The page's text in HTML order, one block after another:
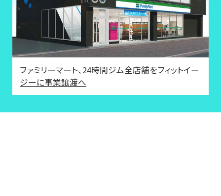
ファミリーマート、24時間ジム全店舗をフィットイー
ジーに事業譲渡へ